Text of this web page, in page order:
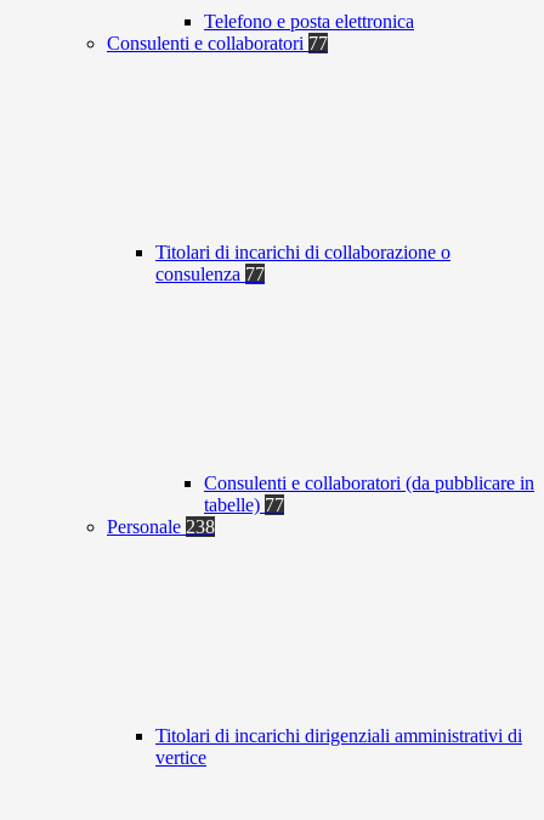
Telefono e posta elettronica
Consulenti e collaboratori 77
Titolari di incarichi di collaborazione o
consulenza 77
Consulenti e collaboratori (da pubblicare in
tabelle) 77
Personale 238
Titolari di incarichi dirigenziali amministrativi di
vertice